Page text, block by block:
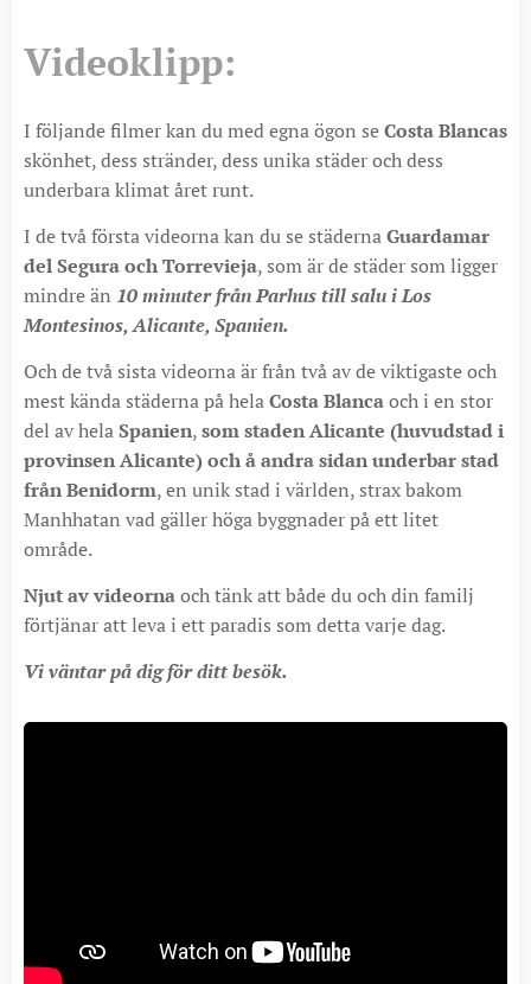
Videoklipp:
I följande filmer kan du med egna ögon seCosta Blancas
skönhet, dess stränder, dess unika städer och dess
underbara klimat året runt.
I de två första videorna kan du se städernaGuardamar
del Segura och Torrevieja, som är de städer som ligger
mindre än 10 minuter från Parhus till salu i Los
Montesinos, Alicante, Spanien.
Och de två sista videorna är från två av de viktigaste och
mest kända städerna på helaCosta Blancaoch i en stor
del av helaSpanien,som staden Alicante (huvudstad i
provinsen Alicante) och å andra sidan underbar stad
från Benidorm, en unik stad i världen, strax bakom
Manhhatan vad gäller höga byggnader på ett litet
område.
Njut av videornaoch tänk att både du och din familj
förtjänar att leva i ett paradis som detta varje dag.
Vi väntar på dig för ditt besök.